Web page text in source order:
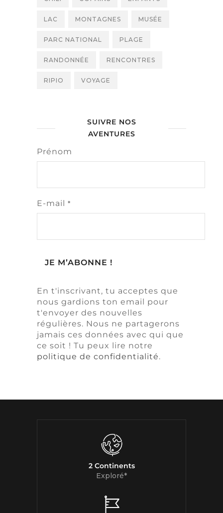
LAC MONTAGNES MUSÉE
PARC NATIONAL PLAGE
RANDONNÉE RENCONTRES
RIPIO VOYAGE
SUIVRE NOS
AVENTURES
Prénom
E-mail *
En t'inscrivant, tu acceptes que
nous gardions ton email pour
t'envoyer des nouvelles
régulières. Nous ne partagerons
jamais ces données avec qui que
ce soit ! Tu peux lire notre
politique de confidentialité.
2 Continents
Exploré*